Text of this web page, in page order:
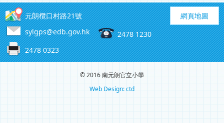
網頁地圖
元朗欖口村路21號
sylgps@edb.gov.hk
2478 1230
2478 0323
© 2016 南元朗官立小學
Web Design: ctd